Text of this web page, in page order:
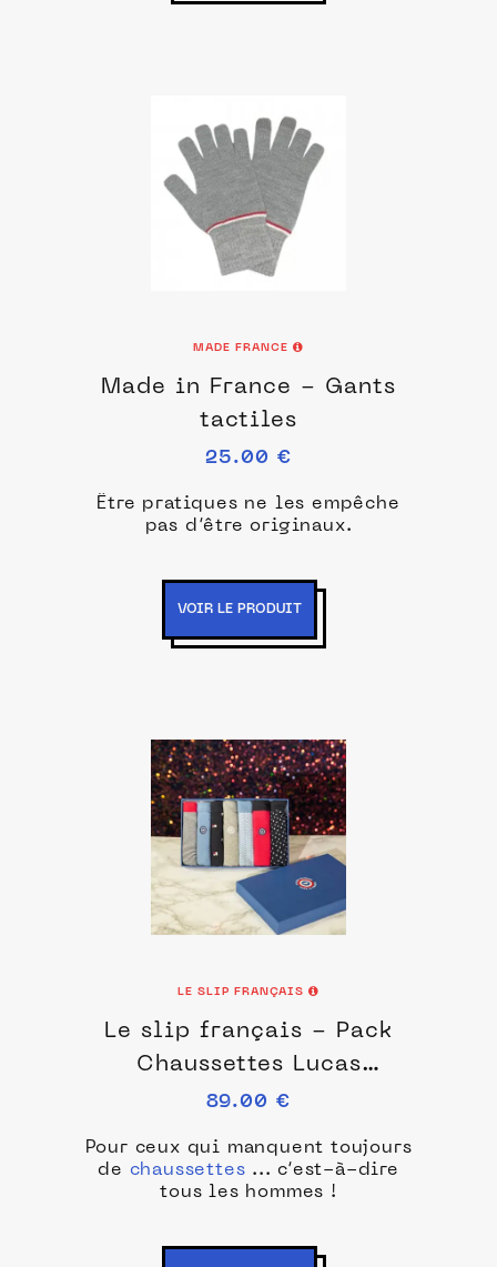
MADE FRANCE
Made in France - Gants
tactiles
25.00 €
Être pratiques ne les empêche
pas d’être originaux.
VOIR LE PRODUIT
LE SLIP FRANÇAIS
Le slip français - Pack
Chaussettes Lucas
Semainier
89.00 €
Pour ceux qui manquent toujours
de chaussettes ... c’est-à-dire
tous les hommes !